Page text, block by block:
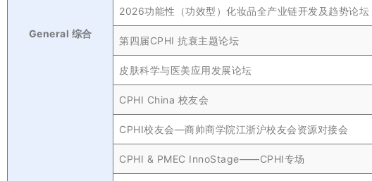
General 综合
2026功能性（功效型）化妆品全产业链开发及趋势论坛
第四届CPHI 抗衰主题论坛
皮肤科学与医美应用发展论坛
CPHI China 校友会
CPHI校友会—商帅商学院江浙沪校友会资源对接会
CPHI & PMEC InnoStage——CPHI专场